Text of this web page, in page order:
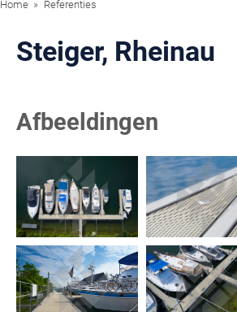
Home Referenties
Steiger, Rheinau
Afbeeldingen